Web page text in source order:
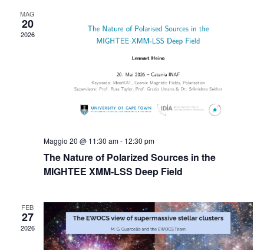
MAG
20
2026
Maggio 20 @ 11:30 am- 12:30 pm
The Nature of Polarized Sources in the
MIGHTEE XMM-LSS Deep Field
FEB
27
2026